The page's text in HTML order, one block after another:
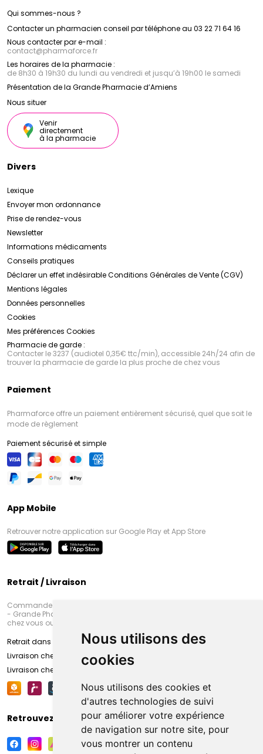
Nous utilisons des
cookies
Nous utilisons des cookies et
d'autres technologies de suivi
pour améliorer votre expérience
de navigation sur notre site, pour
vous montrer un contenu
Qui sommes-nous ?
Contacter un pharmacien conseil par téléphone au 03 22 71 64 16
Nous contacter par e-mail :
contact@pharmaforce.fr
Les horaires de la pharmacie :
de 8h30 à 19h30 du lundi au vendredi et jusqu’à 19h00 le samedi
Présentation de la Grande Pharmacie d’Amiens
Nous situer
Venir
directement
à la pharmacie
Divers
Lexique
Envoyer mon ordonnance
Prise de rendez-vous
Newsletter
Informations médicaments
Conseils pratiques
Déclarer un effet indésirableConditions Générales de Vente (CGV)
Mentions légales
Données personnelles
Cookies
Mes préférences Cookies
Pharmacie de garde :
Contacter le 3237 (audiotel 0,35€ ttc/min), accessible 24h/24 afin de
trouver la pharmacie de garde la plus proche de chez vous
Paiement
Pharmaforce offre un paiement entièrement sécurisé, quel que soit le
mode de règlement
Paiement sécurisé et simple
App Mobile
Retrouver notre application sur Google Play et App Store
Retrait / Livraison
Commandez en ligne et venez chercher votre commande à Amiens
- Grande Pharmacie d’Amiens (Fachon) ou recevez-là rapidement
chez vous ou en point retrait
Retrait dans la pharmacie d’Amiens
Livraison chez vous
Livraison chez votre commerçant
Retrouvez-nous sur vos réseaux sociaux